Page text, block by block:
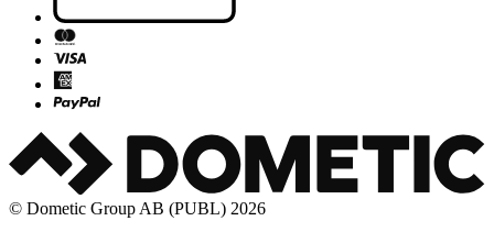
© Dometic Group AB (PUBL) 2026